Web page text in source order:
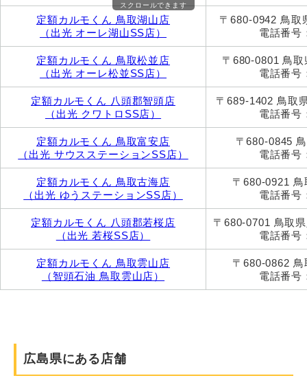
定額カルモくん 鳥取湖山店
（出光 オーレ湖山SS店）
〒680-0942 鳥取
電話番号
定額カルモくん 鳥取松並店
（出光 オーレ松並SS店）
〒680-0801 鳥
電話番号
定額カルモくん 八頭郡智頭店
（出光 クワトロSS店）
〒689-1402 鳥取
電話番号
定額カルモくん 鳥取富安店
（出光 サウスステーションSS店）
〒680-0845
電話番号
定額カルモくん 鳥取古海店
（出光 ゆうステーションSS店）
〒680-0921
電話番号
定額カルモくん 八頭郡若桜店
（出光 若桜SS店）
〒680-0701 鳥取
電話番号
定額カルモくん 鳥取雲山店
（智頭石油 鳥取雲山店）
〒680-0862
電話番号
スクロールできます
広島県にある店舗